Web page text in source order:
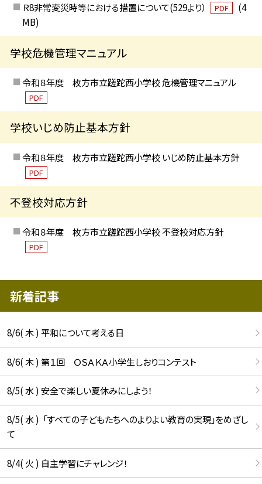
Ｒ8非常変災時等における措置について(529より） PDF
(4
MB)
学校危機管理マニュアル
令和８年度 枚方市立蹉跎西小学校 危機管理マニュアル
PDF
学校いじめ防止基本方針
令和８年度 枚方市立蹉跎西小学校 いじめ防止基本方針
PDF
不登校対応方針
令和８年度 枚方市立蹉跎西小学校 不登校対応方針
PDF
新着記事
8/6( 木 ) 平和について考える日
8/6( 木 ) 第１回 ＯＳＡＫＡ小学生しおりコンテスト
8/5( 水 ) 安全で楽しい夏休みにしよう！
8/5( 水 ) 「すべての子どもたちへのよりよい教育の実現」をめざし
て
8/4( 火 ) 自主学習にチャレンジ！